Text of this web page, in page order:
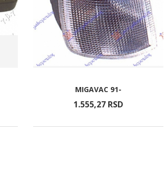
MIGAVAC 91-
1.555,27 RSD